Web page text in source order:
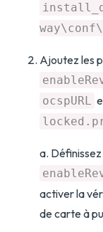
Ajoutez les
ocspURL
a.
activer la
de carte à